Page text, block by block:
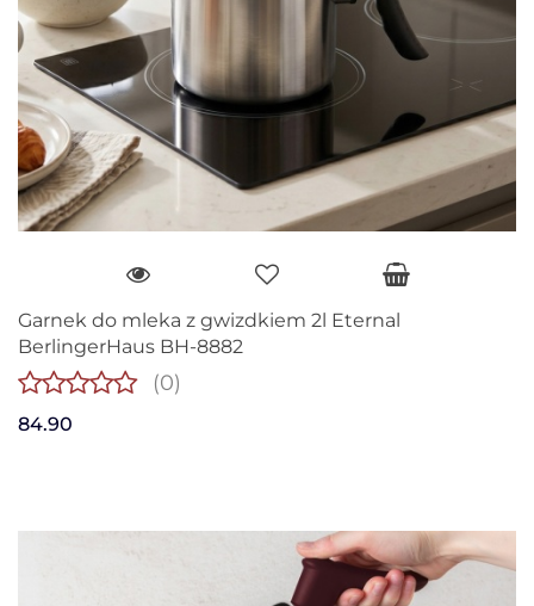
Garnek do mleka z gwizdkiem 2l Eternal
BerlingerHaus BH-8882
(0)
84.90